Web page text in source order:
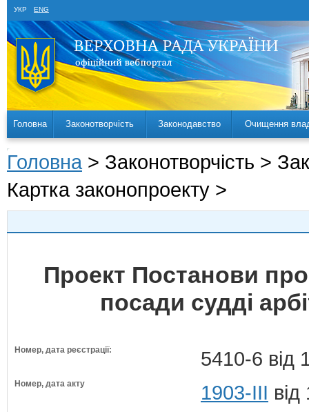
УКР ENG
Головна Законотворчість Законодавство Очищення
Головна > Законотворчість >
Картка законопроекту >
Проект Постанови
посади судді
Номер, дата реєстрації: 5410-6 від
Номер, дата акту 1903-III